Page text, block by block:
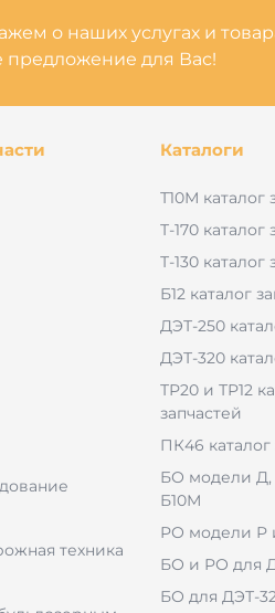
о наших услугах и
предложение для Вас!
техника
Каталоги
Т10М каталог
Т-170 каталог
Т-130 каталог
Б12 каталог
ДЭТ-250
ДЭТ-320
ТР20 и ТР12
запчастей
ПК46 каталог
БО модели Д,
Б10М
РО модели Р
БО и РО для
БО для ДЭТ-